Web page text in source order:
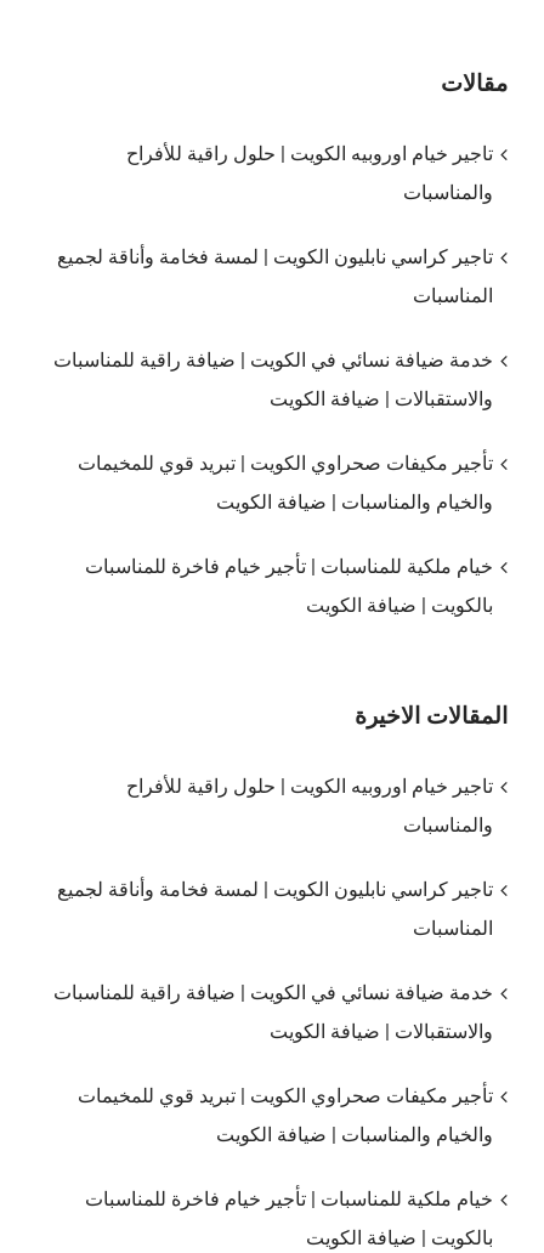
مقالات
تاجير خيام اوروبيه الكويت | حلول راقية للأفراح
والمناسبات
تاجير كراسي نابليون الكويت | لمسة فخامة وأناقة لجميع
المناسبات
خدمة ضيافة نسائي في الكويت | ضيافة راقية للمناسبات
والاستقبالات | ضيافة الكويت
تأجير مكيفات صحراوي الكويت | تبريد قوي للمخيمات
والخيام والمناسبات | ضيافة الكويت
خيام ملكية للمناسبات | تأجير خيام فاخرة للمناسبات
بالكويت | ضيافة الكويت
المقالات الاخيرة
تاجير خيام اوروبيه الكويت | حلول راقية للأفراح
والمناسبات
تاجير كراسي نابليون الكويت | لمسة فخامة وأناقة لجميع
المناسبات
خدمة ضيافة نسائي في الكويت | ضيافة راقية للمناسبات
والاستقبالات | ضيافة الكويت
تأجير مكيفات صحراوي الكويت | تبريد قوي للمخيمات
والخيام والمناسبات | ضيافة الكويت
خيام ملكية للمناسبات | تأجير خيام فاخرة للمناسبات
بالكويت | ضيافة الكويت